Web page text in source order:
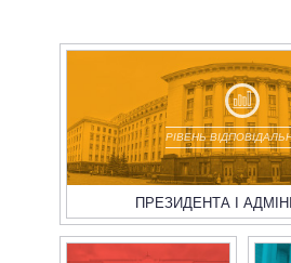
РІВЕНЬ
ПРЕЗИДЕНТА І